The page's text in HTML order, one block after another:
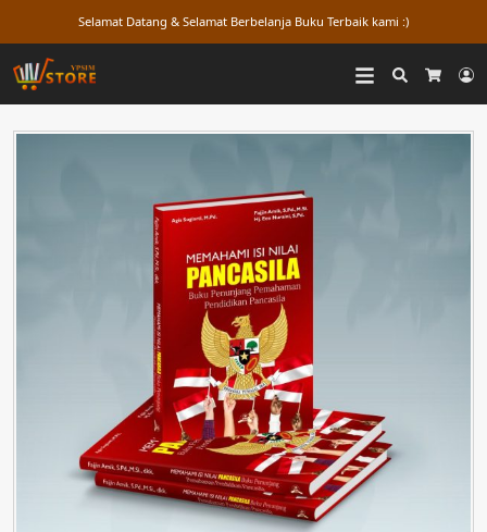
Selamat Datang & Selamat Berbelanja Buku Terbaik kami :)
Search